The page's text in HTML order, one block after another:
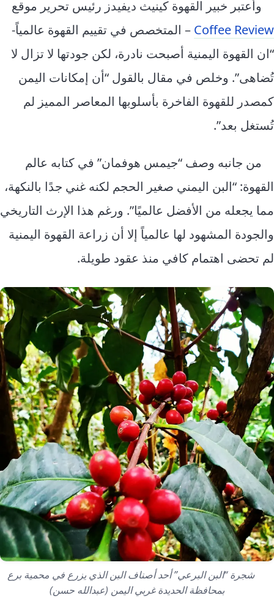
وأعتبر خبير القهوة كينيث ديفيدز رئيس تحرير موقع
Coffee Review – المتخصص في تقييم القهوة عالمياً-
“ان القهوة اليمنية أصبحت نادرة، لكن جودتها لا تزال لا
تُضاهى”. وخلص في مقال بالقول “أن إمكانات اليمن
كمصدر للقهوة الفاخرة بأسلوبها المعاصر المميز لم
تُستغل بعد”.
من جانبه وصف “جيمس هوفمان” في كتابه عالم
القهوة: “البن اليمني صغير الحجم لكنه غني جدًا بالنكهة،
مما يجعله من الأفضل عالميًا”. ورغم هذا الإرث التاريخي
والجودة المشهود لها عالمياً إلا أن زراعة القهوة اليمنية
لم تحضى اهتمام كافي منذ عقود طويلة.
شجرة “البن البرعي” أحد أصناف البن الذي يزرع في محمية برع
بمحافظة الحديدة غربي اليمن (عبدالله حسن)